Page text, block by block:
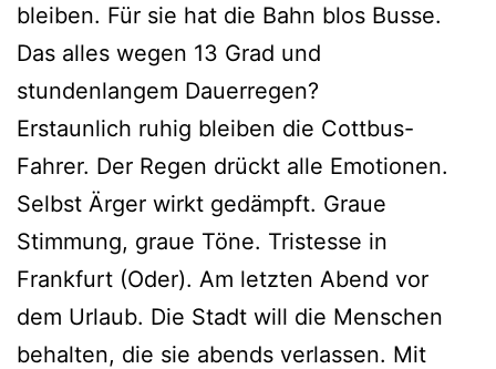
bleiben. Für sie hat die Bahn blos Busse.
Das alles wegen 13 Grad und
stundenlangem Dauerregen?
Erstaunlich ruhig bleiben die Cottbus-
Fahrer. Der Regen drückt alle Emotionen.
Selbst Ärger wirkt gedämpft. Graue
Stimmung, graue Töne. Tristesse in
Frankfurt (Oder). Am letzten Abend vor
dem Urlaub. Die Stadt will die Menschen
behalten, die sie abends verlassen. Mit